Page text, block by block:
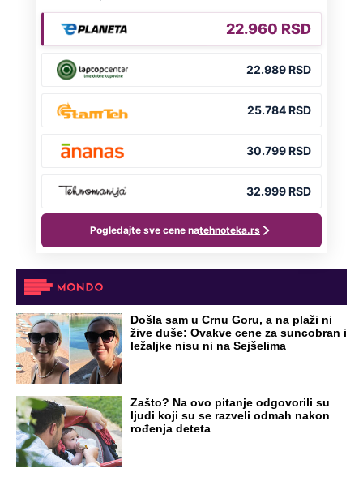
Došla sam u Crnu Goru, a na plaži ni
žive duše: Ovakve cene za suncobran i
ležaljke nisu ni na Sejšelima
Zašto? Na ovo pitanje odgovorili su
ljudi koji su se razveli odmah nakon
rođenja deteta